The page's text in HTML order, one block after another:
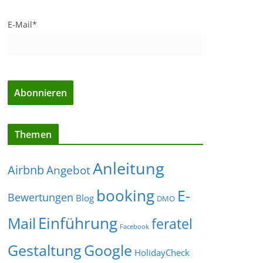
E-Mail*
Themen
AirbnbAngebotAnleitung
Bewertungen Blog booking DMO E-
Mail Einführung Facebook feratel
GestaltungGoogle HolidayCheck